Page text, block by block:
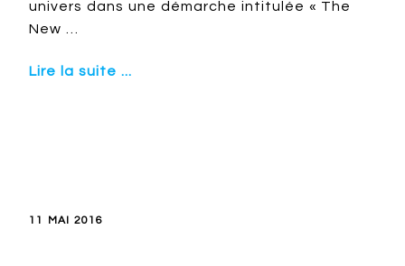
univers dans une démarche intitulée « The
New …
Lire la suite ...
11 MAI 2016